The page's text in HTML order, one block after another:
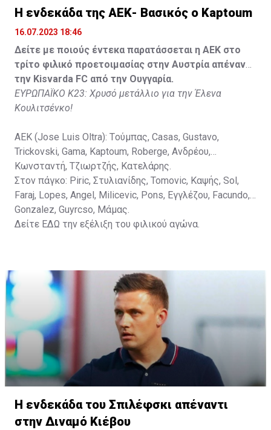
Lippai, Alic, Kormendi, Makowski, Czekus, Ilievski,
Στον πάγκο: Petkovic, Cipetic, Kovasic, Jovicic, Szeles,
Vida, Otvos, Lucas, Camas, Mesanovic.
H ενδεκάδα της ΑΕΚ- Βασικός ο Kaptoum
16.07.2023 18:46
Δείτε με ποιούς έντεκα παρατάσσεται η ΑΕΚ στο
τρίτο φιλικό προετοιμασίας στην Αυστρία απέναντι
την Kisvarda FC από την Ουγγαρία.
ΕΥΡΩΠΑΪΚΟ Κ23: Χρυσό μετάλλιο για την Έλενα
Κουλιτσένκο!
ΑΕΚ (Jose Luis Oltra): Tούμπας, Casas, Gustavo,
Trickovski, Gama, Κaptoum, Roberge, Aνδρέου,
Κωνσταντή, Τζιωρτζής, Κατελάρης.
Στον πάγκο: Piric, Στυλιανίδης, Tomovic, Καψής, Sol,
Faraj, Lopes, Angel, Milicevic, Pons, Εγγλέζου, Facundo,
Gonzalez, Guyrcso, Μάμας.
Δείτε ΕΔΩ την εξέλιξη του φιλικού αγώνα.
Η ενδεκάδα του Σπιλέφσκι απέναντι
στην Διναμό Κιέβου